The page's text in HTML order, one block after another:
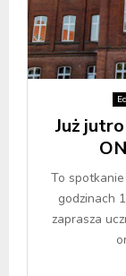
Już
To
godzinach
zaprasza